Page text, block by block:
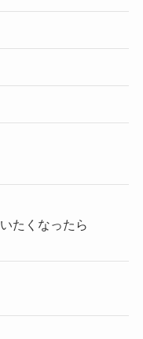
たくなったら